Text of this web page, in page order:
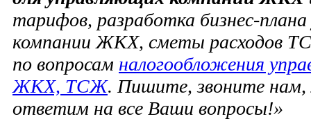
тарифов, разработка бизнес-
компании ЖКХ, сметы расходов
по вопросам налогообложения
ЖКХ, ТСЖ. Пишите, звоните нам,
ответим на все Ваши вопросы!»